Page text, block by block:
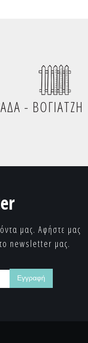
- ΒΟΓΙΑΤΖΗ
μας. Αφήστε μας
newsletter μας.